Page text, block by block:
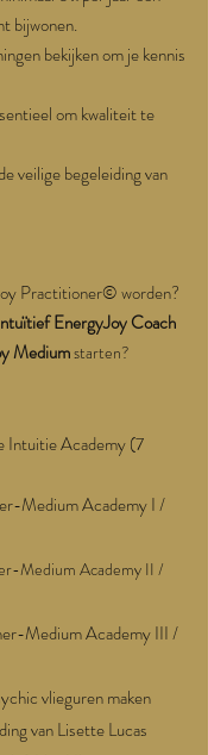
bijwonen.
bekijken om je kennis
om kwaliteit te
veilige begeleiding van
Practitioner© worden?
EnergyJoy Coach
Mediumstarten?
Intuitie Academy (7
Medium Academy I /
Medium Academy II /
Medium Academy III /
vlieguren maken
van Lisette Lucas